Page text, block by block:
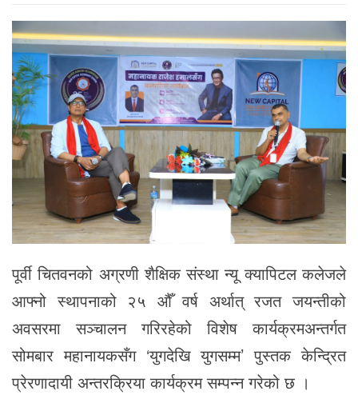
पूर्वी चितवनको अग्रणी शैक्षिक संस्था न्यू क्यापिटल कलेजले
आफ्नो स्थापनाको २५ औँ वर्ष अर्थात् रजत जयन्तीको
अवसरमा सञ्चालन गरिरहेको विशेष कार्यक्रमअन्तर्गत
सोमबार महानायकसँग ‘युगदेखि युगसम्म’ पुस्तक केन्द्रित
प्रेरणादायी अन्तरक्रिया कार्यक्रम सम्पन्न गरेको छ ।